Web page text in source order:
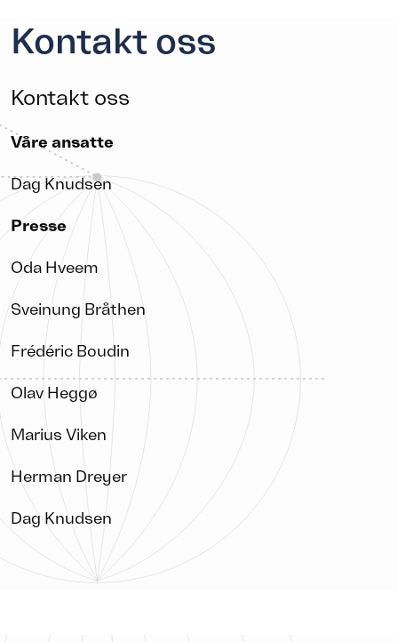
Kontakt oss
Kontakt oss
Våre ansatte
Dag Knudsen
Presse
Oda Hveem
Sveinung Bråthen
Frédéric Boudin
Olav Heggø
Marius Viken
Herman Dreyer
Dag Knudsen